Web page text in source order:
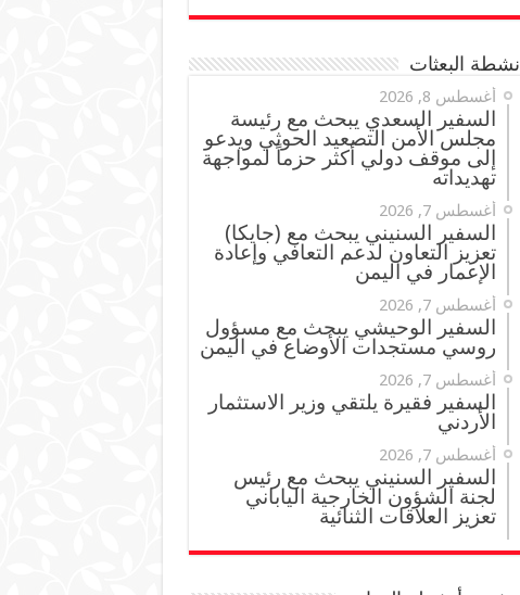
أنشطة البعثات
أغسطس 8, 2026
السفير السعدي يبحث مع رئيسة
مجلس الأمن التصعيد الحوثي ويدعو
إلى موقف دولي أكثر حزماً لمواجهة
تهديداته
أغسطس 7, 2026
السفير السنيني يبحث مع (جايكا)
تعزيز التعاون لدعم التعافي وإعادة
الإعمار في اليمن
أغسطس 7, 2026
السفير الوحيشي يبحث مع مسؤول
روسي مستجدات الأوضاع في اليمن
أغسطس 7, 2026
السفير فقيرة يلتقي وزير الاستثمار
الأردني
أغسطس 7, 2026
السفير السنيني يبحث مع رئيس
لجنة الشؤون الخارجية الياباني
تعزيز العلاقات الثنائية